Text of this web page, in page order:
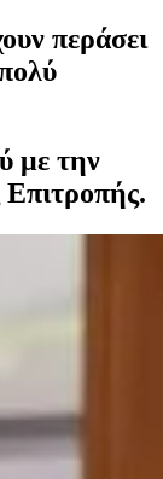
περάσει
με την